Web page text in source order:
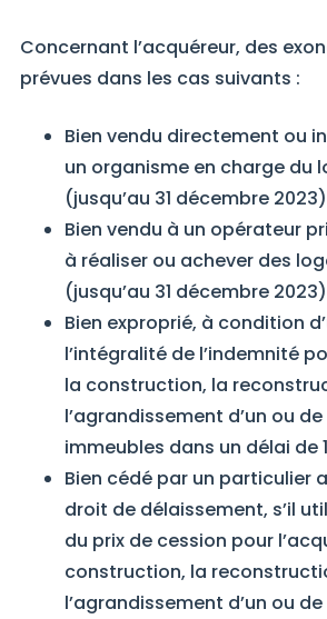
Concernant l’acquéreur, des
prévues dans les cas suivants :
Bien vendu directement ou
un organisme en charge du
(jusqu’au 31 décembre
Bien vendu à un opérateur
à réaliser ou achever des
(jusqu’au 31 décembre
Bien exproprié, à condition
l’intégralité de l’indemnité
la construction, la
l’agrandissement d’un ou
immeubles dans un délai de
Bien cédé par un particulier
droit de délaissement, s’il
du prix de cession pour
construction, la
l’agrandissement d’un ou